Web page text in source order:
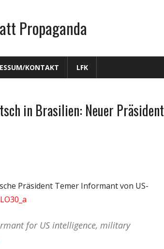
Propaganda
KONTAKT LFK
in Brasilien: Neuer Präsident
Präsident Temer Informant von US-
for US intelligence, military